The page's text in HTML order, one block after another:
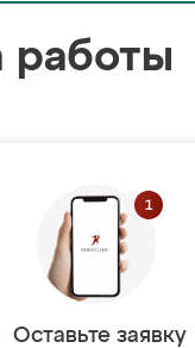
работы
Оставьте заявку